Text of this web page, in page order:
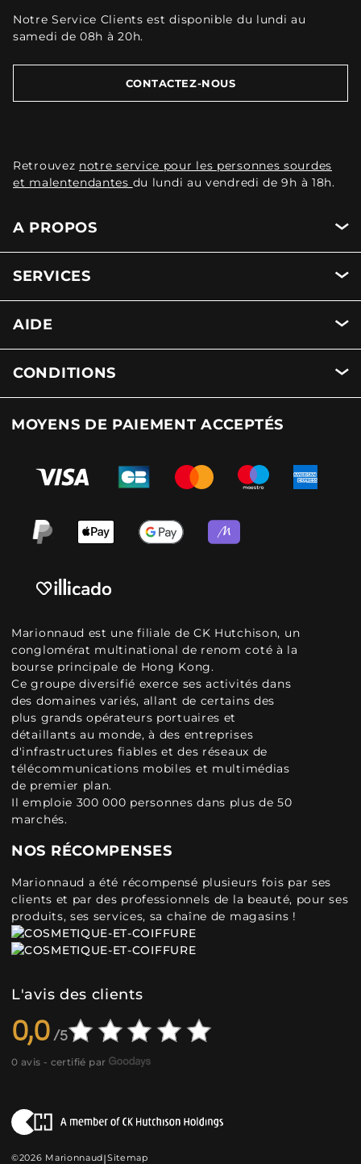
Notre Service Clients est disponible du lundi au
samedi de 08h à 20h.
CONTACTEZ-NOUS
Retrouvez notre service pour les personnes sourdes
et malentendantes du lundi au vendredi de 9h à 18h.
A PROPOS
SERVICES
AIDE
CONDITIONS
MOYENS DE PAIEMENT ACCEPTÉS
Marionnaud est une filiale de CK Hutchison, un
conglomérat multinational de renom coté à la
bourse principale de Hong Kong.
Ce groupe diversifié exerce ses activités dans
des domaines variés, allant de certains des
plus grands opérateurs portuaires et
détaillants au monde, à des entreprises
d'infrastructures fiables et des réseaux de
télécommunications mobiles et multimédias
de premier plan.
Il emploie 300 000 personnes dans plus de 50
marchés.
NOS RÉCOMPENSES
Marionnaud a été récompensé plusieurs fois par ses
clients et par des professionnels de la beauté, pour ses
produits, ses services, sa chaîne de magasins !
L'avis des clients
0,0
0 avis - certifié par
©2026 Marionnaud|Sitemap